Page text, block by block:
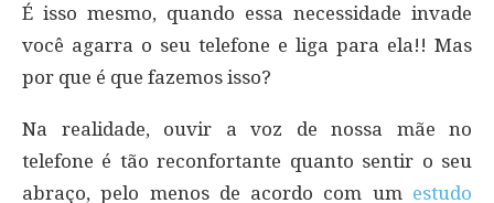
É isso mesmo, quando essa necessidade invade
você agarra o seu telefone e liga para ela!! Mas
por que é que fazemos isso?
Na realidade, ouvir a voz de nossa mãe no
telefone é tão reconfortante quanto sentir o seu
abraço, pelo menos de acordo com um estudo